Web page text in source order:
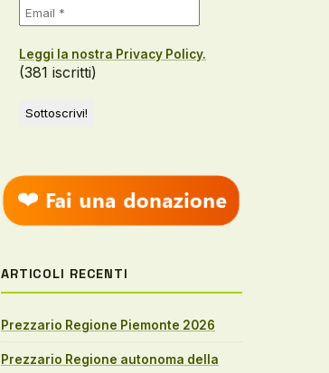
Leggi la nostra Privacy Policy.
(381 iscritti)
ARTICOLI RECENTI
Prezzario Regione Piemonte 2026
Prezzario Regione autonoma della